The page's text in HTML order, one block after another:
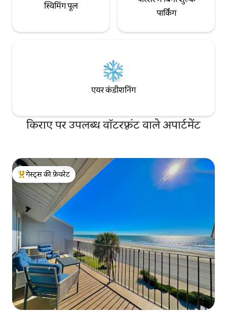
स्विमिंग पूल
पार्किंग
एयर कंडीशनिंग
किराए पर उपलब्ध वॉटरफ़्रंट वाले अपार्टमेंट
गेस्ट्स का टॉप फ़ेवरेट
गेस्ट्स की फ़ेवरेट